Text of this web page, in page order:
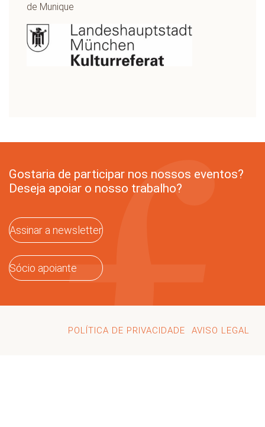
de Munique
Gostaria de participar nos nossos eventos?
Deseja apoiar o nosso trabalho?
Assinar a newsletter
Sócio apoiante
POLÍTICA DE PRIVACIDADE AVISO LEGAL